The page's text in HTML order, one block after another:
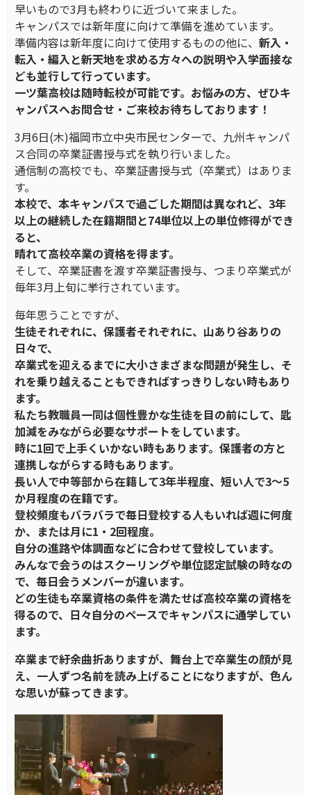
早いもので3月も終わりに近づいて来ました。
キャンパスでは新年度に向けて準備を進めています。
準備内容は新年度に向けて使用するものの他に、 新入・
転入・編入と新天地を求める方々への説明や入学面接な
ども並行して行っています。
一ツ葉高校は随時転校が可能です。お悩みの方、ぜひキ
ャンパスへお問合せ・ご来校お待ちしております！
3月6日(木)福岡市立中央市民センターで、九州キャンパ
ス合同の卒業証書授与式を執り行いました。
通信制の高校でも、卒業証書授与式（卒業式）はありま
す。
本校で、本キャンパスで過ごした期間は異なれど、3年
以上の継続した在籍期間と74単位以上の単位修得ができ
ると、
晴れて高校卒業の資格を得ます。
そして、卒業証書を渡す卒業証書授与、つまり卒業式が
毎年3月上旬に挙行されています。
毎年思うことですが、
生徒それぞれに、保護者それぞれに、山あり谷ありの
日々で、
卒業式を迎えるまでに大小さまざまな問題が発生し、そ
れを乗り越えることもできればすっきりしない時もあり
ます。
私たち教職員一同は個性豊かな生徒を目の前にして、匙
加減をみながら必要なサポートをしています。
時に1回で上手くいかない時もあります。保護者の方と
連携しながらする時もあります。
長い人で中等部から在籍して3年半程度、短い人で3～5
か月程度の在籍です。
登校頻度もバラバラで毎日登校する人もいれば週に何度
か、または月に1・2回程度。
自分の進路や体調面などに合わせて登校しています。
みんなで会うのはスクーリングや単位認定試験の時なの
で、毎日会うメンバーが違います。
どの生徒も卒業資格の条件を満たせば高校卒業の資格を
得るので、日々自分のペースでキャンパスに通学してい
ます。
卒業まで紆余曲折ありますが、舞台上で卒業生の顔が見
え、一人ずつ名前を読み上げることになりますが、色ん
な思いが蘇ってきます。